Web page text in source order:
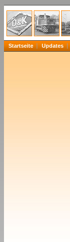
Startseite Updates